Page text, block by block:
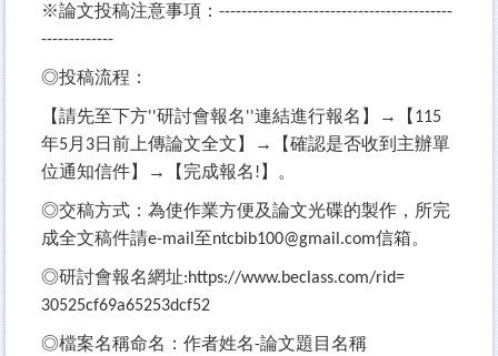
※論文投稿注意事項： ------------------------------------------
-------------
◎投稿流程：
【請先至下方''研討會報名''連結進行報名】→【 115
年5月 3日前上傳論文全文】→【確認是否收到主辦單
位通知信件】→【完成報名! 】。
◎交稿方式：為使作業方便及論文光碟的製作，所完
成全文稿件請e-mail 至ntcbib100@gmail.com信箱。
◎研討會報名網址:https://www.beclass.com/rid=
30525cf69a65253dcf52
◎檔案名稱命名：作者姓名-論文題目名稱